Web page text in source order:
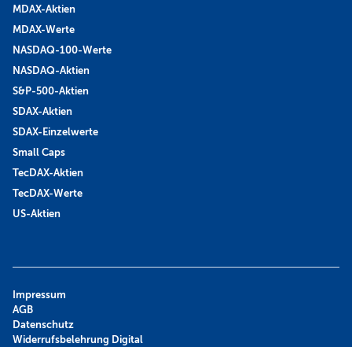
MDAX-Aktien
MDAX-Werte
NASDAQ-100-Werte
NASDAQ-Aktien
S&P-500-Aktien
SDAX-Aktien
SDAX-Einzelwerte
Small Caps
TecDAX-Aktien
TecDAX-Werte
US-Aktien
Impressum
AGB
Datenschutz
Widerrufsbelehrung Digital